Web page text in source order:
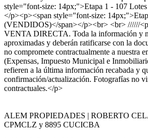
style="font-size: 14px;">Etapa 1 - 107
</p><p><span style="font-size:
(VENDIDOS)</span></p><br> <br> //////
VENTA DIRECTA. Toda la información y
aproximadas y deberán ratificarse con la
no compromete contractualmente a nuestra
(Expensas, Impuesto Municipal e
refieren a la última información recabada y
confirmación/actualización. Fotografías no
contractuales.</p>
ALEM PROPIEDADES | ROBERTO
CPMCLZ y 8895 CUCICBA